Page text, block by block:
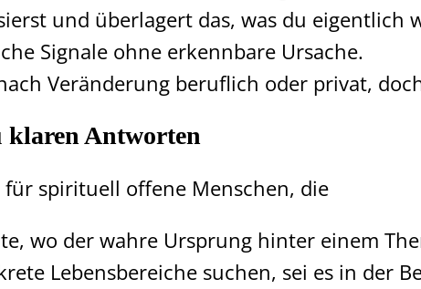
und überlagert das, was du eigentlich
Signale ohne erkennbare Ursache.
Veränderung beruflich oder privat,
klaren Antworten
für spirituell offene Menschen, die
wo der wahre Ursprung hinter einem
Lebensbereiche suchen, sei es in der